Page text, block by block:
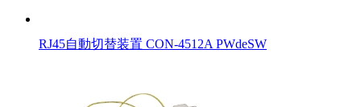
RJ45自動切替装置 CON-4512A PWdeSW